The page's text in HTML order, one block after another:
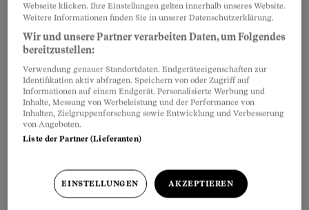
Das Grundrecht der Religionsfreiheit schütze
zwar die Freiheit, religiös motivierte Symbole
Webseite klicken. Ihre Einstellungen gelten innerhalb unseres Website.
Weitere Informationen finden Sie in unserer Datenschutzerklärung.
Wir und unsere Partner verarbeiten Daten, um Folgendes
bereitzustellen:
Verwendung genauer Standortdaten. Endgeräteeigenschaften zur
Identifikation aktiv abfragen. Speichern von oder Zugriff auf
Informationen auf einem Endgerät. Personalisierte Werbung und
Inhalte, Messung von Werbeleistung und der Performance von
Inhalten, Zielgruppenforschung sowie Entwicklung und Verbesserung
von Angeboten.
Liste der Partner (Lieferanten)
EINSTELLUNGEN AKZEPTIEREN